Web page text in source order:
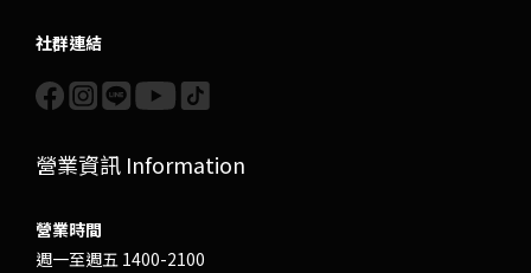
社群連結
營業資訊 Information
營業時間
週一至週五 1400-2100